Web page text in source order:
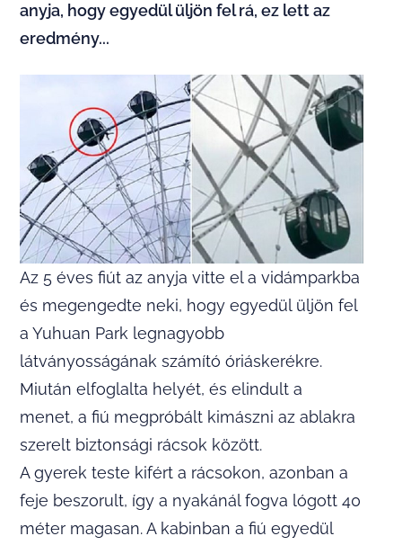
anyja, hogy egyedül üljön fel rá, ez lett az
eredmény...
Az 5 éves fiút az anyja vitte el a vidámparkba
és megengedte neki, hogy egyedül üljön fel
a Yuhuan Park legnagyobb
látványosságának számító óriáskerékre.
Miután elfoglalta helyét, és elindult a
menet, a fiú megpróbált kimászni az ablakra
szerelt biztonsági rácsok között.
A gyerek teste kifért a rácsokon, azonban a
feje beszorult, így a nyakánál fogva lógott 40
méter magasan. A kabinban a fiú egyedül